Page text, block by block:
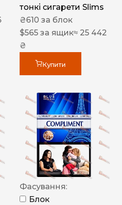
тонкі сигарети Slims
₴610 за блок
$565 за ящик≈ 25 442
₴
Купити
Фасування:
Блок